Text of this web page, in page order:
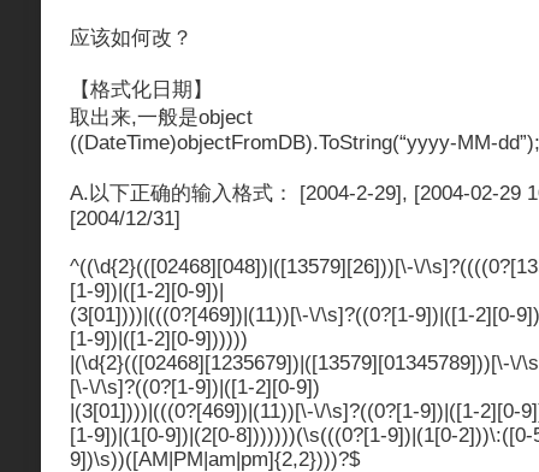
应该如何改？
【格式化日期】
取出来,一般是object
((DateTime)objectFromDB).ToString(“yyyy-MM-dd”);
A.以下正确的输入格式： [2004-2-29], [2004-02-29
[2004/12/31]
^((\d{2}(([02468][048])|([13579][26]))[\-\/
[1-9])|([1-2][0-9])|
(3[01])))|(((0?[469])|(11))[\-\/\s]?((0?[1-9])|([1-2][0-
[1-9])|([1-2][0-9])))))
|(\d{2}(([02468][1235679])|([13579][01345789]))[\-\/
[\-\/\s]?((0?[1-9])|([1-2][0-9])
|(3[01])))|(((0?[469])|(11))[\-\/\s]?((0?[1-9])|([1-2][0-
[1-9])|(1[0-9])|(2[0-8]))))))(\s(((0?[1-9])|(1[0-
9])\s))([AM|PM|am|pm]{2,2})))?$